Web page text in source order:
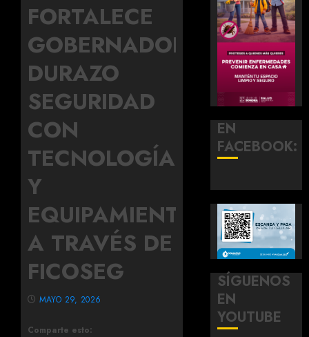
FORTALECE
GOBERNADOR
DURAZO
SEGURIDAD
CON
TECNOLOGÍA
Y
EQUIPAMIENTO
A TRAVÉS DE
FICOSEG
Comparte esto:
MAYO 29, 2026
EN
FACEBOOK:
SÍGUENOS
EN
YOUTUBE